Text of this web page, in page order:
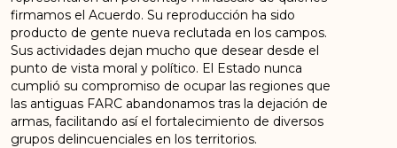
firmamos el Acuerdo. Su reproducción ha sido
producto de gente nueva reclutada en los campos.
Sus actividades dejan mucho que desear desde el
punto de vista moral y político. El Estado nunca
cumplió su compromiso de ocupar las regiones que
las antiguas FARC abandonamos tras la dejación de
armas, facilitando así el fortalecimiento de diversos
grupos delincuenciales en los territorios.